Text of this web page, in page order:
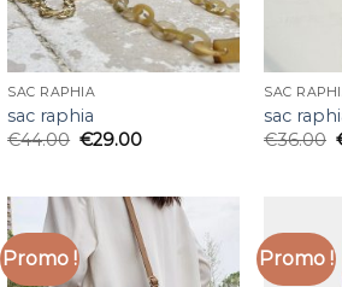
SAC RAPHIA
sac raphia
€44.00 €29.00
SAC
sac
€36.00
Promo ! Promo !